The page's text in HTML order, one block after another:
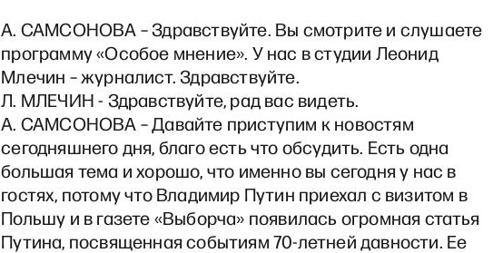
А. САМСОНОВА – Здравствуйте. Вы смотрите и слушаете
программу «Особое мнение». У нас в студии Леонид
Млечин – журналист. Здравствуйте.
Л. МЛЕЧИН - Здравствуйте, рад вас видеть.
А. САМСОНОВА – Давайте приступим к новостям
сегодняшнего дня, благо есть что обсудить. Есть одна
большая тема и хорошо, что именно вы сегодня у нас в
гостях, потому что Владимир Путин приехал с визитом в
Польшу и в газете «Выборча» появилась огромная статья
Путина, посвященная событиям 70-летней давности. Ее